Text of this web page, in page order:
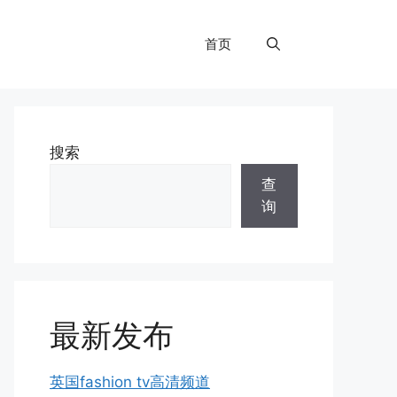
首页
搜索
查
询
最新发布
英国fashion tv高清频道